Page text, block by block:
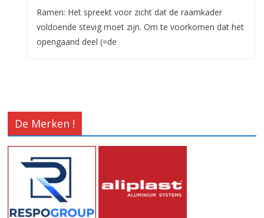
Ramen: Het spreekt voor zicht dat de raamkader
voldoende stevig moet zijn. Om te voorkomen dat het
opengaand deel (=de
De Merken !